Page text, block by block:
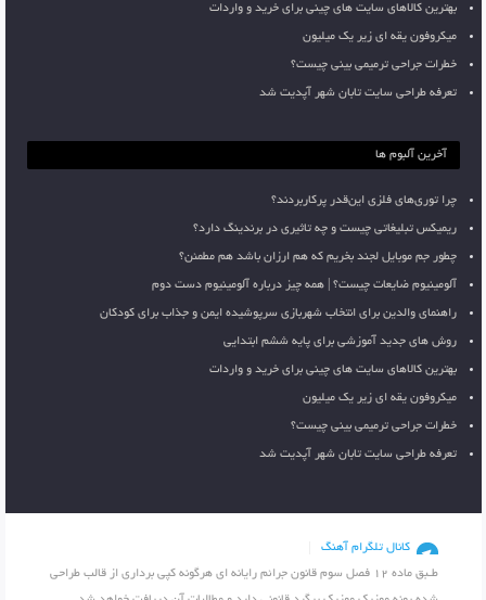
بهترین کالاهای سایت های چینی برای خرید و واردات
میکروفون یقه ای زیر یک میلیون
خطرات جراحی ترمیمی بینی چیست؟
تعرفه طراحی سایت تابان شهر آپدیت شد
آخرین آلبوم ها
چرا توری‌های فلزی این‌قدر پرکاربردند؟
ریمیکس تبلیغاتی چیست و چه تاثیری در برندینگ دارد؟
چطور جم موبایل لجند بخریم که هم ارزان باشد هم مطمئن؟
آلومینیوم ضایعات چیست؟ | همه چیز درباره آلومینیوم دست دوم
راهنمای والدین برای انتخاب شهربازی سرپوشیده ایمن و جذاب برای کودکان
روش های جدید آموزشی برای پایه ششم ابتدایی
بهترین کالاهای سایت های چینی برای خرید و واردات
میکروفون یقه ای زیر یک میلیون
خطرات جراحی ترمیمی بینی چیست؟
تعرفه طراحی سایت تابان شهر آپدیت شد
کانال تلگرام آهنگ
طـبق ماده 12 فصل سوم قانون جرائم رایانه ای هرگونه کپی برداری از قالب طراحی